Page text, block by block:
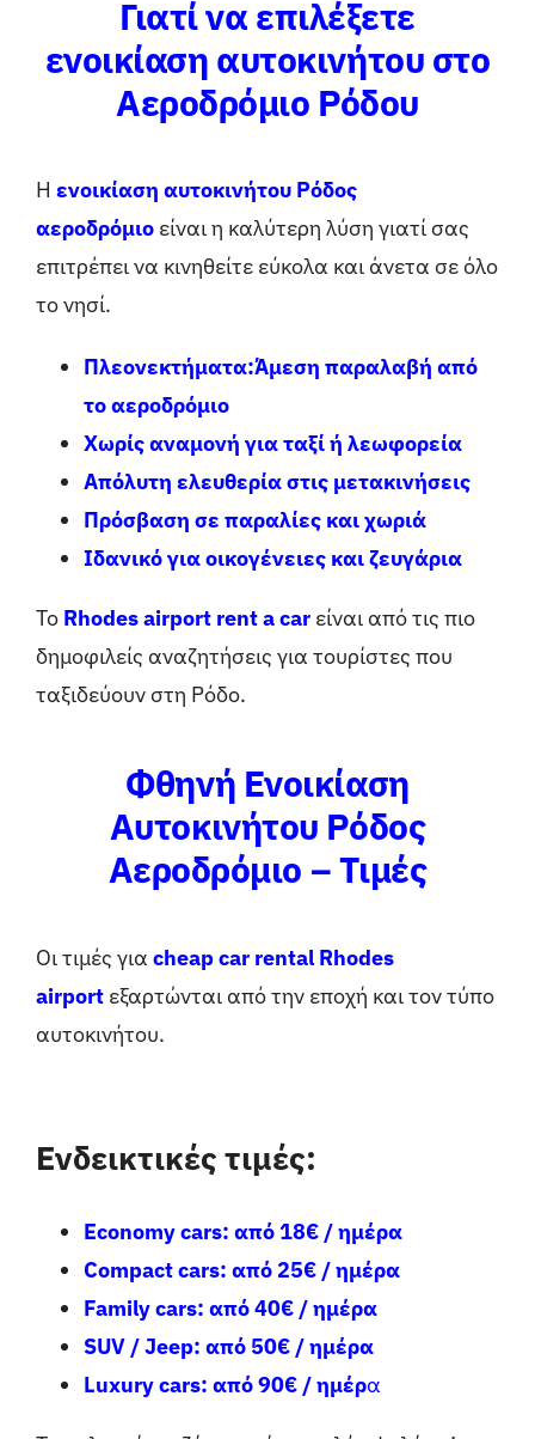
Γιατί να επιλέξετε
ενοικίαση αυτοκινήτου στο
Αεροδρόμιο Ρόδου
Η ενοικίαση αυτοκινήτου Ρόδος
αεροδρόμιοείναι η καλύτερη λύση γιατί σας
επιτρέπει να κινηθείτε εύκολα και άνετα σε όλο
το νησί.
Πλεονεκτήματα:Άμεση παραλαβή από
το αεροδρόμιο
Χωρίς αναμονή για ταξί ή λεωφορεία
Απόλυτη ελευθερία στις μετακινήσεις
Πρόσβαση σε παραλίες και χωριά
Ιδανικό για οικογένειες και ζευγάρια
Το Rhodes airport rent a carείναι από τις πιο
δημοφιλείς αναζητήσεις για τουρίστες που
ταξιδεύουν στη Ρόδο.
Φθηνή Ενοικίαση
Αυτοκινήτου Ρόδος
Αεροδρόμιο – Τιμές
Οι τιμές για cheap car rental Rhodes
airport εξαρτώνται από την εποχή και τον τύπο
αυτοκινήτου.
Ενδεικτικές τιμές:
Economy cars: από 18€ / ημέρα
Compact cars: από 25€ / ημέρα
Family cars: από 40€ / ημέρα
SUV / Jeep: από 50€ / ημέρα
Luxury cars: από 90€ / ημέρα